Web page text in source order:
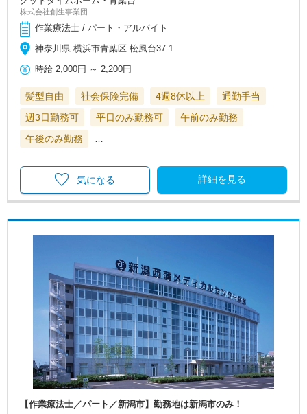
株式会社創生事業団
作業療法士 / パート・アルバイト
神奈川県 横浜市青葉区 松風台37-1
時給 2,000円 ～ 2,200円
髪型自由 社会保険完備 4週8休以上
通勤手当
週3日勤務可
平日のみ勤務可
午前のみ勤務
午後のみ勤務
詳細を見る
気になる
【作業療法士／パート／新潟市】勤務地は新潟市のみ！